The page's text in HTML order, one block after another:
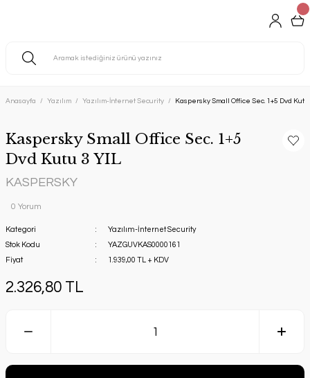
Anasayfa Yazılım Yazılım-İnternet Security Kaspersky Small Office Sec. 1+5 Dvd Kutu
Kaspersky Small Office Sec. 1+5
Dvd Kutu 3 YIL
KASPERSKY
0 Yorum
Kategori
Yazılım-İnternet Security
Stok Kodu
YAZGUVKAS0000161
Fiyat
1.939,00 TL + KDV
2.326,80 TL